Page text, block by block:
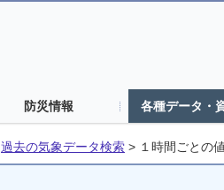
防災情報 各種データ・
過去の気象データ検索 > １時間ごとの